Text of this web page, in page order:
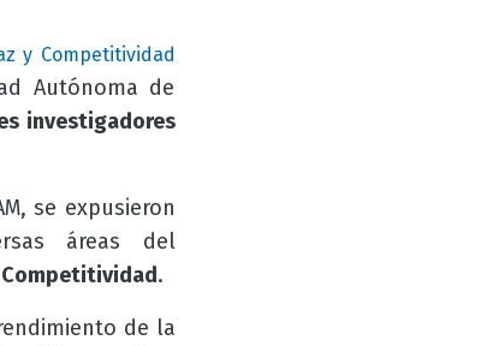
y Competitividad
Autónoma de
investigadores
se expusieron
áreas del
Competitividad.
de la